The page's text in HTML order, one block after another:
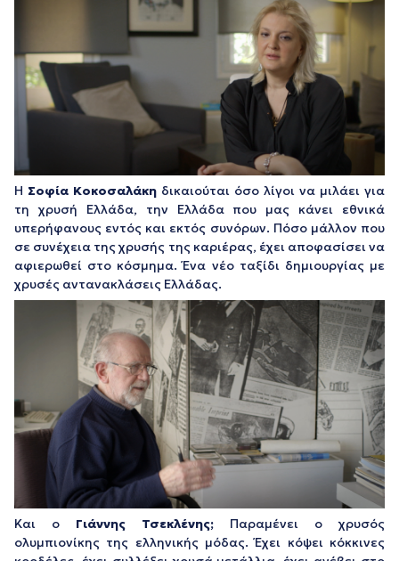
Η Σοφία Κοκοσαλάκη δικαιούται όσο λίγοι να μιλάει για
τη χρυσή Ελλάδα, την Ελλάδα που μας κάνει εθνικά
υπερήφανους εντός και εκτός συνόρων. Πόσο μάλλον που
σε συνέχεια της χρυσής της καριέρας, έχει αποφασίσει να
αφιερωθεί στο κόσμημα. Ένα νέο ταξίδι δημιουργίας με
χρυσές αντανακλάσεις Ελλάδας.
Και ο Γιάννης Τσεκλένης; Παραμένει ο χρυσός
ολυμπιονίκης της ελληνικής μόδας. Έχει κόψει κόκκινες